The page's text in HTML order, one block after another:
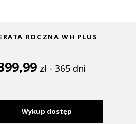
ROCZNA WH PLUS
zł - 365 dni
Wykup dostęp